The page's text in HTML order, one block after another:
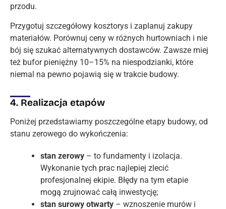
przodu.
Przygotuj szczegółowy kosztorys i zaplanuj zakupy
materiałów. Porównuj ceny w różnych hurtowniach i nie
bój się szukać alternatywnych dostawców. Zawsze miej
też bufor pieniężny 10–15% na niespodzianki, które
niemal na pewno pojawią się w trakcie budowy.
4. Realizacja etapów
Poniżej przedstawiamy poszczególne etapy budowy, od
stanu zerowego do wykończenia:
stan zerowy – to fundamenty i izolacja.
Wykonanie tych prac najlepiej zlecić
profesjonalnej ekipie. Błędy na tym etapie
mogą zrujnować całą inwestycję;
stan surowy otwarty – wznoszenie murów i